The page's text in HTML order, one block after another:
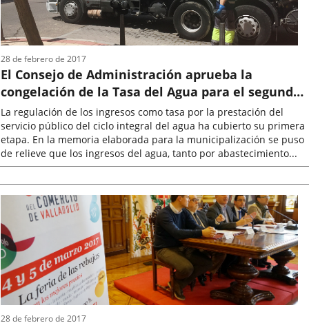
El Consejo de Administración aprueba la
congelación de la Tasa del Agua para el segundo
semestre de 2017
La regulación de los ingresos como tasa por la prestación del
servicio público del ciclo integral del agua ha cubierto su primera
etapa. En la memoria elaborada para la municipalización se puso
de relieve que los ingresos del agua, tanto por abastecimiento...
de
la
noticia
28 de febrero de 2017
28 de febrero de 2017